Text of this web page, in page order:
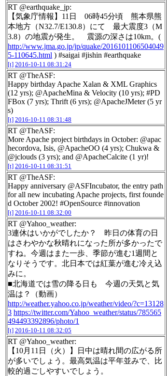
RT @earthquake_jp:
【気象庁情報】11日 06時45分頃 熊本県熊
本地方（N32.7/E130.8）にて 最大震度3（M
3.8）の地震が発生。 震源の深さは10km。(
http://www.jma.go.jp/jp/quake/2016101106504049
5-110645.html ) #saigai #jishin #earthquake
[t] 2016-10-11 08:31:24
RT @TheASF:
Happy birthday Apache Xalan & XML Graphics
(12 yrs); @ApacheMina & Velocity (10 yrs); #PD
FBox (7 yrs); Thrift (6 yrs); @ApacheJMeter (5 yr
s)
[t] 2016-10-11 08:31:48
RT @TheASF:
More Apache project birthdays in October: @apac
hecordova, Isis, @ApacheOO (4 yrs); Chukwa &
@jclouds (3 yrs); and @ApacheCalcite (1 yr)!
[t] 2016-10-11 08:31:51
RT @TheASF:
Happy anniversary @ASFIncubator, the entry path
for all new incubating Apache projects, first founde
d October 2002! #OpenSource #innovation
[t] 2016-10-11 08:32:00
RT @Yahoo_weather:
3連休はいかがでしたか？ 昨日の体育の日
はさわやかな秋晴れになった所が多かったで
すね。今週はまた一歩、季節が進む1週間と
なりそうです。北日本では紅葉が進む冷え込
みに。
■北海道では雪の降る日も 今週の天気と気
温は？（動画）
http://weather.yahoo.co.jp/weather/video/?c=13128
3 https://twitter.com/Yahoo_weather/status/785565
494493392896/photo/1
[t] 2016-10-11 08:32:05
RT @Yahoo_weather:
【10月11日（火）】日中は晴れ間の広がる所
が多いでしょう。最高気温は平年並みで、比
較的過ごしやすいでしょう。